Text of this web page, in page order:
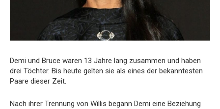
Demi und Bruce waren 13 Jahre lang zusammen und haben
drei Töchter. Bis heute gelten sie als eines der bekanntesten
Paare dieser Zeit.
Nach ihrer Trennung von Willis begann Demi eine Beziehung